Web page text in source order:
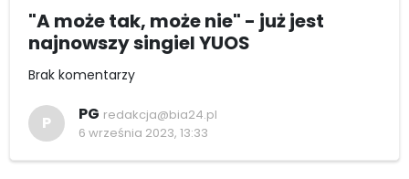
"A może tak, może nie" - już jest
najnowszy singiel YUOS
Brak komentarzy
P PG redakcja@bia24.pl
6 września 2023, 13:33